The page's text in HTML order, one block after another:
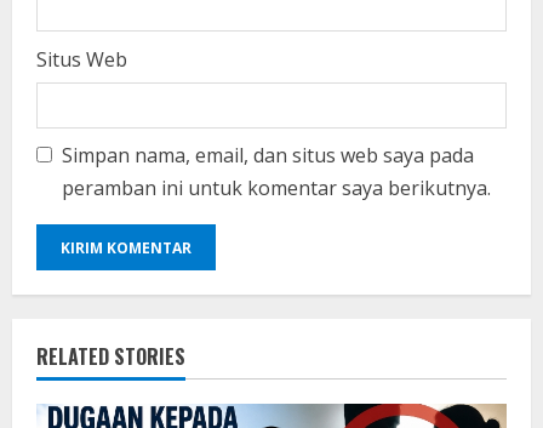
Situs Web
Simpan nama, email, dan situs web saya pada
peramban ini untuk komentar saya berikutnya.
RELATED STORIES